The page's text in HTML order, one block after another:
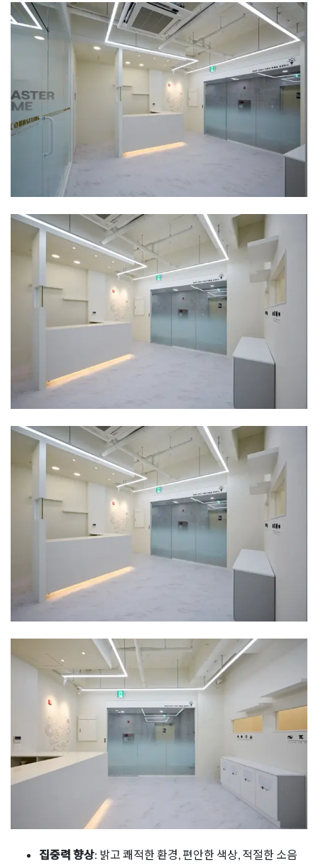
집중력 향상: 밝고 쾌적한 환경, 편안한 색상, 적절한 소음